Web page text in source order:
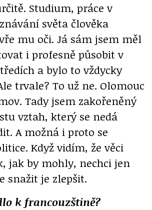
Studium, práce v
světa člověka
mu oči. Já sám jsem měl
i profesně působit v
a bylo to vždycky
trvale? To už ne. Olomouc
Tady jsem zakořeněný
vztah, který se nedá
A možná i proto se
Když vidím, že věci
jak by mohly, nechci jen
snažit je zlepšit.
k francouzštině?